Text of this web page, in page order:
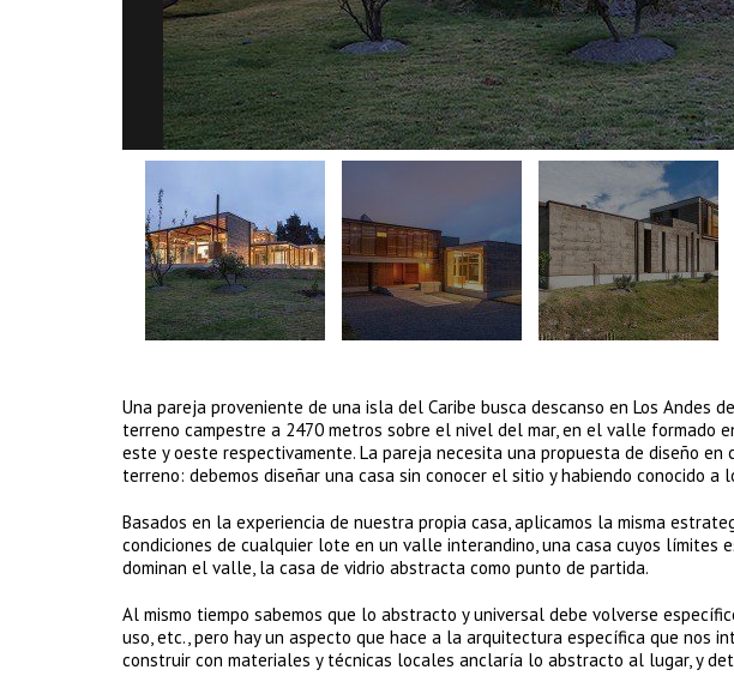
Una pareja proveniente de una isla del Caribe busca descanso en Los Andes
terreno campestre a 2470 metros sobre el nivel del mar, en el valle formado
este y oeste respectivamente. La pareja necesita una propuesta de diseño
terreno: debemos diseñar una casa sin conocer el sitio y habiendo conocido a
Basados en la experiencia de nuestra propia casa, aplicamos la misma
condiciones de cualquier lote en un valle interandino, una casa cuyos límites
dominan el valle, la casa de vidrio abstracta como punto de partida.
Al mismo tiempo sabemos que lo abstracto y universal debe volverse
uso, etc., pero hay un aspecto que hace a la arquitectura específica que nos
construir con materiales y técnicas locales anclaría lo abstracto al lugar, y